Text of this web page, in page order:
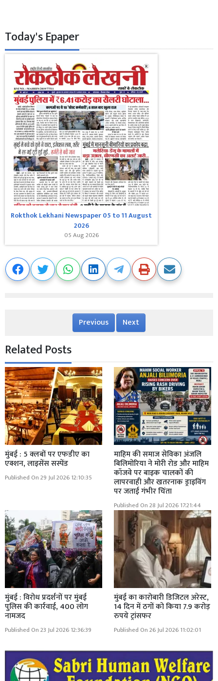
Today's Epaper
Rokthok Lekhani Newspaper 05 to 11 August
2026
05 Aug 2026
Previous Next
Related Posts
मुंबई : 5 क्लबों पर एफडीए का
एक्शन, लाइसेंस सस्पेंड
Published On 29 Jul 2026 12:10:35
माहिम की समाज सेविका अंजलि
बिलिमोरिया ने मोरी रोड और माहिम
कॉजवे पर बाइक चालकों की
लापरवाही और खतरनाक ड्राइविंग
पर जताई गंभीर चिंता
Published On 28 Jul 2026 17:21:44
मुंबई : विरोध प्रदर्शनों पर मुंबई
पुलिस की कार्रवाई, 400 लोग
नामजद
Published On 23 Jul 2026 12:36:39
मुंबई का कारोबारी डिजिटल अरेस्ट,
14 दिन में ठगों को किया 7.9 करोड़
रुपये ट्रांसफर
Published On 26 Jul 2026 11:02:01